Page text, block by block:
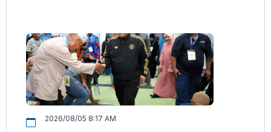
2026/08/05 8:17 AM